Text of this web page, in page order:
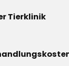
Tierklinik